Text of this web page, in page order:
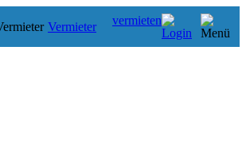
Vermieter vermieten